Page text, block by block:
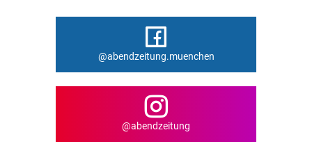
@abendzeitung.muenchen
@abendzeitung